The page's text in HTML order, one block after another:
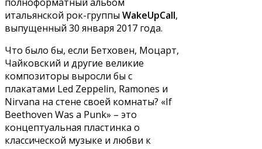
итальянской рок-группы WakeUpCall,
выпущенный 30 января 2017 года.
Что было бы, если Бетховен, Моцарт,
Чайковский и другие великие
композиторы выросли бы с
плакатами Led Zeppelin, Ramones и
Nirvana на стене своей комнаты? «If
Beethoven Was a Punk» – это
концептуальная пластинка о
классической музыке и любви к